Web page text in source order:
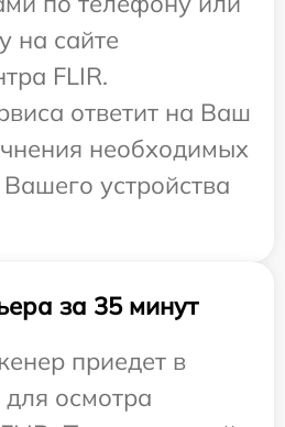
на сайте
FLIR.
ответит на Ваш
необходимых
устройства
за 35 минут
приедет в
осмотра